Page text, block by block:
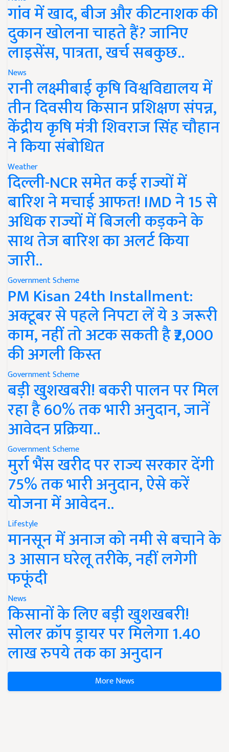
गांव में खाद, बीज और कीटनाशक की
दुकान खोलना चाहते हैं? जानिए
लाइसेंस, पात्रता, खर्च सबकुछ..
News
रानी लक्ष्मीबाई कृषि विश्वविद्यालय में
तीन दिवसीय किसान प्रशिक्षण संपन्न,
केंद्रीय कृषि मंत्री शिवराज सिंह चौहान
ने किया संबोधित
Weather
दिल्ली-NCR समेत कई राज्यों में
बारिश ने मचाई आफत! IMD ने 15 से
अधिक राज्यों में बिजली कड़कने के
साथ तेज बारिश का अलर्ट किया
जारी..
Government Scheme
PM Kisan 24th Installment:
अक्टूबर से पहले निपटा लें ये 3 जरूरी
काम, नहीं तो अटक सकती है ₹2,000
की अगली किस्त
Government Scheme
बड़ी खुशखबरी! बकरी पालन पर मिल
रहा है 60% तक भारी अनुदान, जानें
आवेदन प्रक्रिया..
Government Scheme
मुर्रा भैंस खरीद पर राज्य सरकार देंगी
75% तक भारी अनुदान, ऐसे करें
योजना में आवेदन..
Lifestyle
मानसून में अनाज को नमी से बचाने के
3 आसान घरेलू तरीके, नहीं लगेगी
फफूंदी
News
किसानों के लिए बड़ी खुशखबरी!
सोलर क्रॉप ड्रायर पर मिलेगा 1.40
लाख रुपये तक का अनुदान
More News